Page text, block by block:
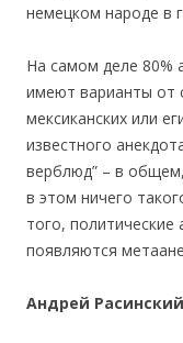
немецком народе в
На самом деле 80%
имеют варианты от
мексиканских или
известного
верблюд” – в общем,
в этом ничего
того,
появляются
Андрей Расинский